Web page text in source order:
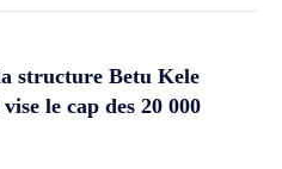
structure Betu Kele
le cap des 20 000